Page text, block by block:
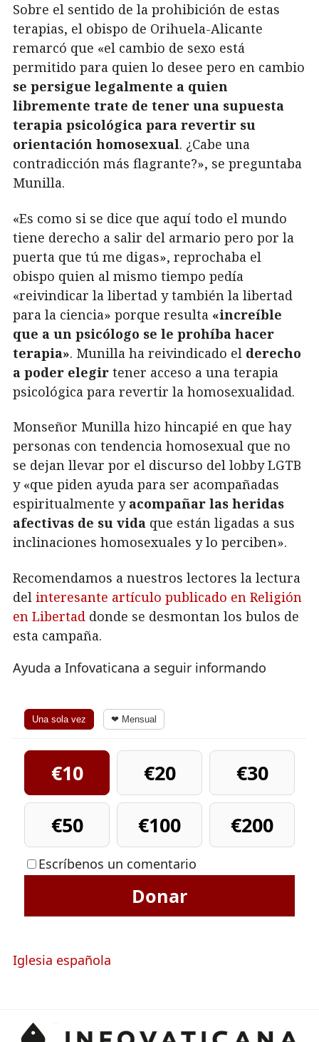
Sobre el sentido de la prohibición de estas
terapias, el obispo de Orihuela-Alicante
remarcó que «el cambio de sexo está
permitido para quien lo desee pero en cambio
se persigue legalmente a quien
libremente trate de tener una supuesta
terapia psicológica para revertir su
orientación homosexual. ¿Cabe una
contradicción más flagrante?», se preguntaba
Munilla.
«Es como si se dice que aquí todo el mundo
tiene derecho a salir del armario pero por la
puerta que tú me digas», reprochaba el
obispo quien al mismo tiempo pedía
«reivindicar la libertad y también la libertad
para la ciencia» porque resulta «increíble
que a un psicólogo se le prohíba hacer
terapia». Munilla ha reivindicado el derecho
a poder elegir tener acceso a una terapia
psicológica para revertir la homosexualidad.
Monseñor Munilla hizo hincapié en que hay
personas con tendencia homosexual que no
se dejan llevar por el discurso del lobby LGTB
y «que piden ayuda para ser acompañadas
espiritualmente y acompañar las heridas
afectivas de su vida que están ligadas a sus
inclinaciones homosexuales y lo perciben».
Recomendamos a nuestros lectores la lectura
del interesante artículo publicado en Religión
en Libertad donde se desmontan los bulos de
esta campaña.
Ayuda a Infovaticana a seguir informando
Una sola vez ❤ Mensual
€10 €20
€30
€50
€100 €200
Escríbenos un comentario
Donar
Iglesia española